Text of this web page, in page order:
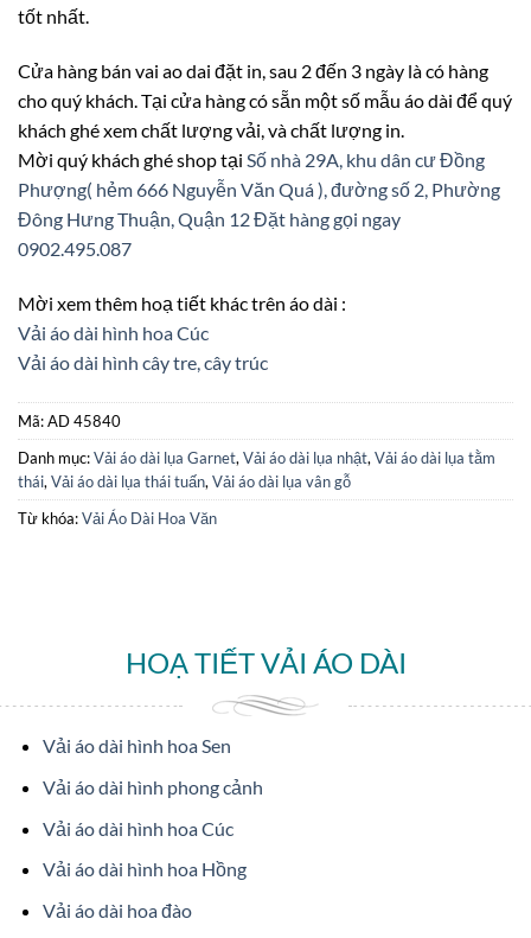
tốt nhất.
Cửa hàng bán vai ao dai đặt in, sau 2 đến 3 ngày là có hàng
cho quý khách. Tại cửa hàng có sẵn một số mẫu áo dài để quý
khách ghé xem chất lượng vải, và chất lượng in.
Mời quý khách ghé shop tại Số nhà 29A, khu dân cư Đồng
Phượng( hẻm 666 Nguyễn Văn Quá ), đường số 2, Phường
Đông Hưng Thuận, Quận 12Đặt hàng gọi ngay
0902.495.087
Mời xem thêm hoạ tiết khác trên áo dài :
Vải áo dài hình hoa Cúc
Vải áo dài hình cây tre, cây trúc
Mã:AD 45840
Danh mục:Vải áo dài lụa Garnet, Vải áo dài lụa nhật, Vải áo dài lụa tằm
thái, Vải áo dài lụa thái tuấn, Vải áo dài lụa vân gỗ
Từ khóa:Vải Áo Dài Hoa Văn
HOẠ TIẾT VẢI ÁO DÀI
Vải áo dài hình hoa Sen
Vải áo dài hình phong cảnh
Vải áo dài hình hoa Cúc
Vải áo dài hình hoa Hồng
Vải áo dài hoa đào